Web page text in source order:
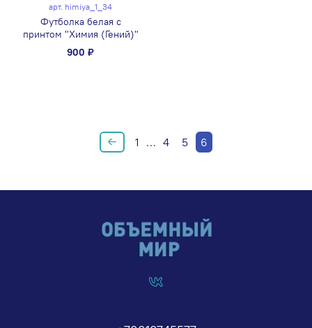
арт. himiya_1_34
Футболка белая с
принтом "Химия (Гений)"
900 ₽
1 … 4 5 6